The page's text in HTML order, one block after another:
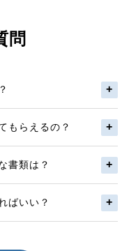
問
もらえるの？
書類は？
ばいい？